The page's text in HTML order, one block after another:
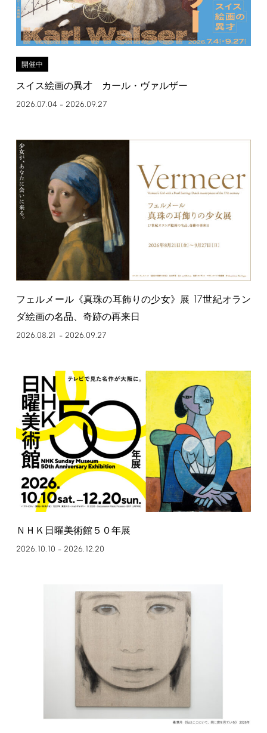
開催中
スイス絵画の異才 カール・ヴァルザー
2026.07.04– 2026.09.27
フェルメール《真珠の耳飾りの少女》展 17世紀オラン
ダ絵画の名品、奇跡の再来日
2026.08.21 – 2026.09.27
ＮＨＫ日曜美術館５０年展
2026.10.10 – 2026.12.20